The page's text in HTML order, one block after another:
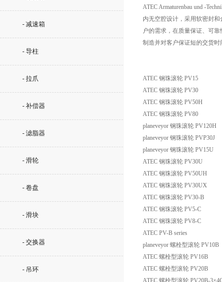
- 减速箱
- 导柱
- 拉爪
- 补偿器
- 滤脂器
- 滑轮
- 卷盘
- 滑块
- 交换器
- 吊环
ATEC Armaturenbau und -
内无空腔设计，采用软密封
户的需求，在质量保证、可
制造并对客户保证短的交货
ATEC 钢珠滚轮 PV15
ATEC 钢珠滚轮 PV30
ATEC 钢珠滚轮 PV50H
ATEC 钢珠滚轮 PV80
planeveyor 钢珠滚轮 PV120H
planeveyor 钢珠滚轮 PVP30J
planeveyor 钢珠滚轮 PV15U
ATEC 钢珠滚轮 PV30U
ATEC 钢珠滚轮 PV50UH
ATEC 钢珠滚轮 PV30UX
ATEC 钢珠滚轮 PV30-B
ATEC 钢珠滚轮 PV5-C
ATEC 钢珠滚轮 PV8-C
ATEC PV-B series
planeveyor 螺栓型滚轮 PV10B
ATEC 螺栓型滚轮 PV16B
ATEC 螺栓型滚轮 PV20B
ATEC 螺栓型滚轮 PV20B-